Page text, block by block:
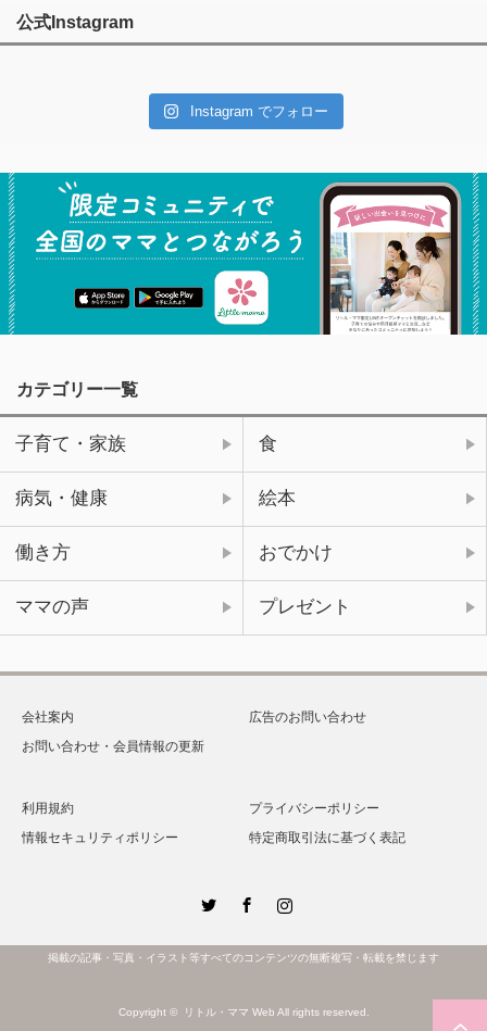
公式Instagram
Instagram でフォロー
カテゴリー一覧
子育て・家族 食
病気・健康 絵本
働き方 おでかけ
ママの声 プレゼント
会社案内
広告のお問い合わせ
お問い合わせ・会員情報の更新
利用規約
プライバシーポリシー
情報セキュリティポリシー
特定商取引法に基づく表記
Instagram
掲載の記事・写真・イラスト等すべてのコンテンツの無断複写・転載を禁じます
Copyright © リトル・ママ Web All rights reserved.